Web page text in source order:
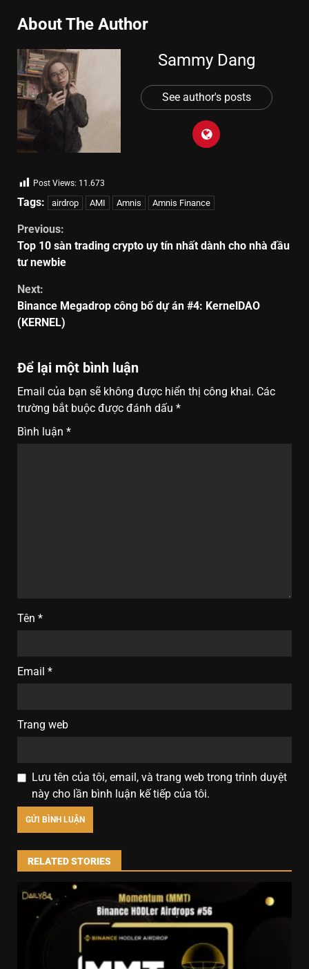
About The Author
Sammy Dang
See author's posts
Post Views: 11.673
Tags: airdrop AMI Amnis Amnis Finance
Previous:
Top 10 sàn trading crypto uy tín nhất dành cho nhà đầu
tư newbie
Next:
Binance Megadrop công bố dự án #4: KernelDAO
(KERNEL)
Để lại một bình luận
Email của bạn sẽ không được hiển thị công khai. Các
trường bắt buộc được đánh dấu *
Bình luận *
Tên *
Email *
Trang web
Lưu tên của tôi, email, và trang web trong trình duyệt
này cho lần bình luận kế tiếp của tôi.
RELATED STORIES